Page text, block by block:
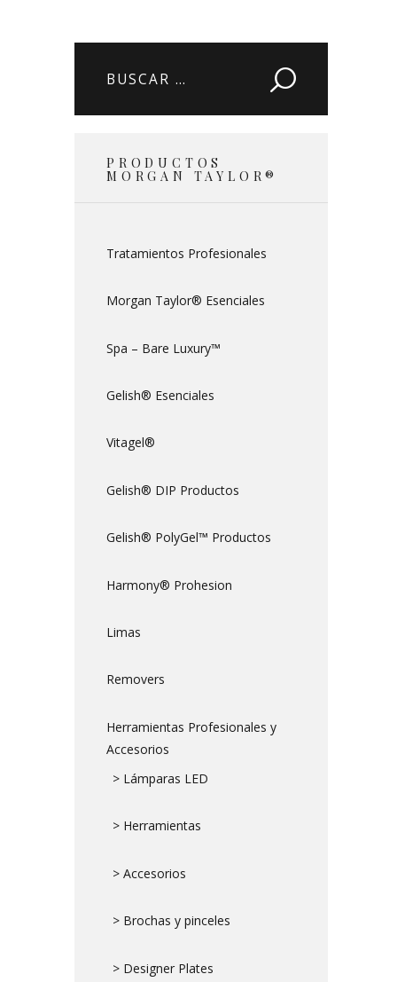
Buscar:
PRODUCTOS
MORGAN TAYLOR®
Tratamientos Profesionales
Morgan Taylor® Esenciales
Spa – Bare Luxury™
Gelish® Esenciales
Vitagel®
Gelish® DIP Productos
Gelish® PolyGel™ Productos
Harmony® Prohesion
Limas
Removers
Herramientas Profesionales y
Accesorios
> Lámparas LED
> Herramientas
> Accesorios
> Brochas y pinceles
> Designer Plates